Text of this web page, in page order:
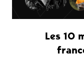
Les 10